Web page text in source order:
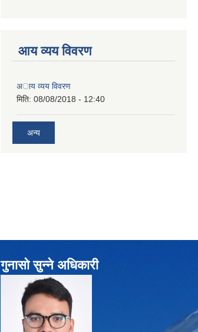
आय व्यय विवरण
अाय व्यय विवरण
मिति: 08/08/2018 - 12:40
अन्य
गुनासो सुन्ने अधिकारी